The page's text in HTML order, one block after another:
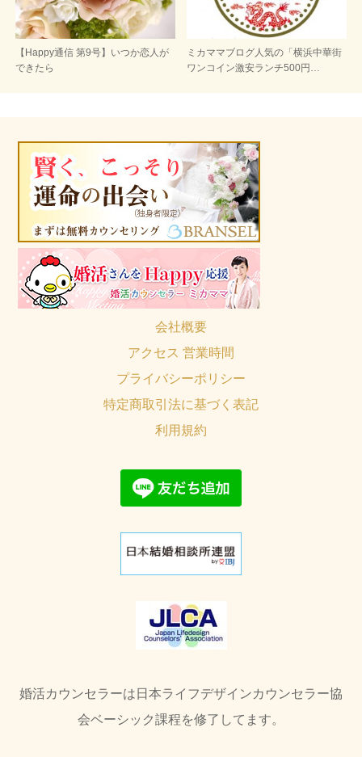
【Happy通信 第9号】いつか恋人が
できたら
ミカママブログ人気の「横浜中華街
ワンコイン激安ランチ500円…
会社概要
アクセス 営業時間
プライバシーポリシー
特定商取引法に基づく表記
利用規約
婚活カウンセラーは日本ライフデザインカウンセラー協
会ベーシック課程を修了してます。